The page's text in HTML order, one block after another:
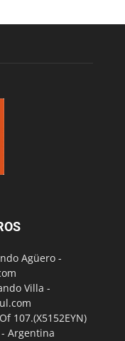
Agüero -
Villa -
107.(X5152EYN)
Argentina